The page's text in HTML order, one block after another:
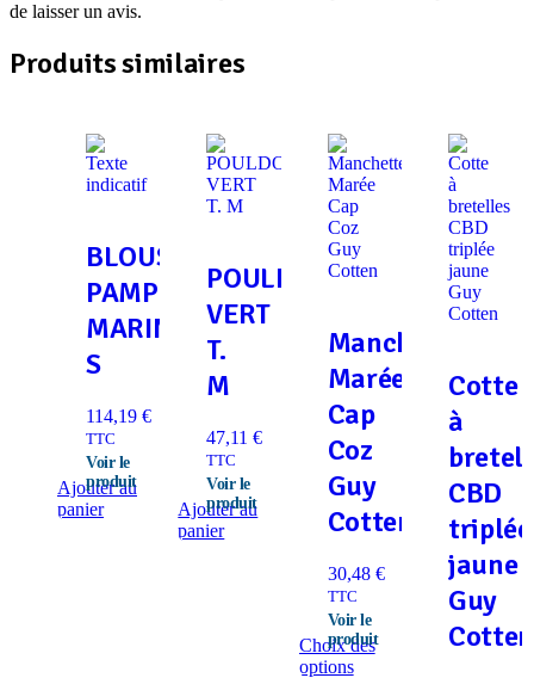
de laisser un avis.
Produits similaires
BLOUSON
PAMPERO
MARINE
S
114,19 €
TTC
Ajouter au
panier
POULDOHAN
VERT
T.
M
47,11€
TTC
Ajouter au
panier
Manchettes
Marée
Cap
Coz
Guy
Cotten
30,48 €
TTC
Choix des
optionsCe
Cotte
à
CBD
triplée
jaune
Guy
Cotten